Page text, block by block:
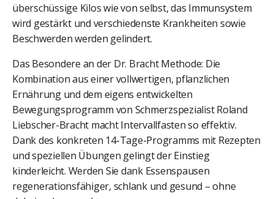
überschüssige Kilos wie von selbst, das Immunsystem
wird gestärkt und verschiedenste Krankheiten sowie
Beschwerden werden gelindert.
Das Besondere an der Dr. Bracht Methode: Die
Kombination aus einer vollwertigen, pflanzlichen
Ernährung und dem eigens entwickelten
Bewegungsprogramm von Schmerzspezialist Roland
Liebscher-Bracht macht Intervallfasten so effektiv.
Dank des konkreten 14-Tage-Programms mit Rezepten
und speziellen Übungen gelingt der Einstieg
kinderleicht. Werden Sie dank Essenspausen
regenerationsfähiger, schlank und gesund – ohne